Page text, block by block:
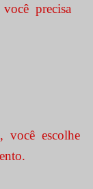
precisa
você escolhe